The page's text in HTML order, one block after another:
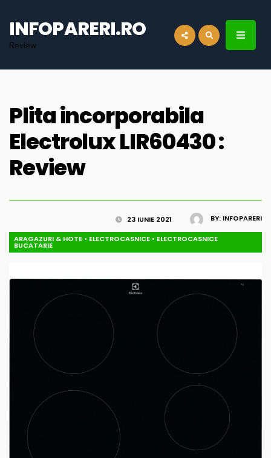
INFOPARERI.RO
Review
Plita incorporabila
Electrolux LIR60430 :
Review
BY: INFOPARERI
23 IUNIE 2021
ARAGAZURI & HOTE • ELECTROCASNICE • ELECTROCASNICE
BUCATARIE